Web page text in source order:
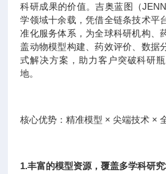
科研成果的价值。吉奥蓝图（
学领域十余载，凭借全链条技术平
准化服务体系，为全球科研机构、
盖动物模型构建、药效评价、数据
式解决方案，助力客户突破科研
地。
核心优势：精准模型 × 尖端技术 ×
1.丰富的模型资源，覆盖多学科研